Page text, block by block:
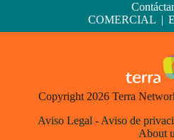
COMERCIAL |
Copyright 2026 Terra
Aviso Legal - Aviso de
About